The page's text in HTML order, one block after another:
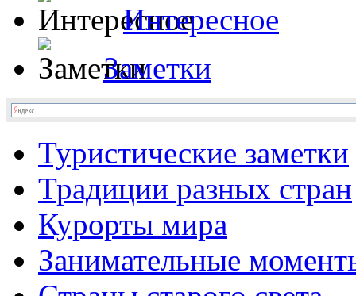
Интересное
Заметки
Туристические заметки
Традиции разных стран
Курорты мира
Занимательные